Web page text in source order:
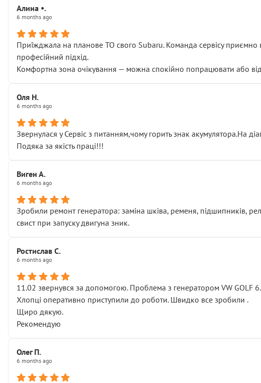
Алина •.
6 months ago
Приїжджала на планове ТО свого Subaru. Команда сервісу приємно
професійний підхід.
Комфортна зона очікування — можна спокійно попрацювати або
Оля Н.
6 months ago
Звернулася у Сервіс з питанням,чому горить знак акумулятора.На
Подяка за якість праці!!!
Виген А.
6 months ago
Зробили ремонт генератора: заміна шківа, ременя, підшипників,
свист при запуску двигуна зник.
Ростислав С.
6 months ago
11.02 звернувся за допомогою. Проблема з генератором VW GOLF 6.
Хлопці оперативно приступили до роботи. Швидко все зробили .
Щиро дякую.
Рекомендую
Олег П.
6 months ago